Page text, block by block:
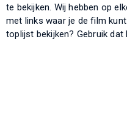
te bekijken. Wij hebben op
met links waar je de film
toplijst bekijken? Gebruik